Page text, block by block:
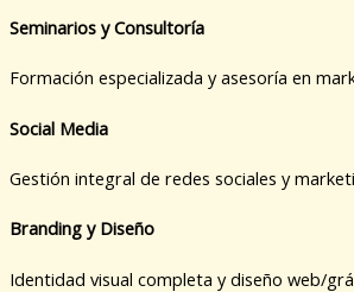
Seminarios y Consultoría
Formación especializada y asesoría en
Social Media
Gestión integral de redes sociales y
Branding y Diseño
Identidad visual completa y diseño web/